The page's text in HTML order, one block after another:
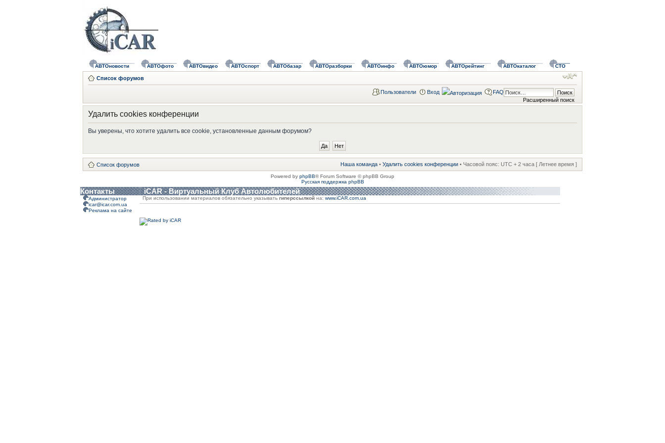
АВТОновости АВТОфото АВТОвидео АВТОспорт АВТОбазар АВТОразборки АВТОинфо АВТОюмор АВТОрейтинг АВТОкаталог СТО
Список форумов
Расширенный поиск
Пользователи Вход FAQ
Удалить cookies конференции
Вы уверены, что хотите удалить все cookie, установленные данным форумом?
Список форумов Наша команда • Удалить cookies конференции • Часовой пояс: UTC + 2 часа [ Летнее время ]
Powered by phpBB® Forum Software © phpBB Group
Русская поддержка phpBB
Контакты iCAR - Виртуальный Клуб Автолюбителей
Администратор
icar@icar.com.ua
Реклама на сайте
При использовании материалов обязательно указывать гиперссылкой на: www.iCAR.com.ua